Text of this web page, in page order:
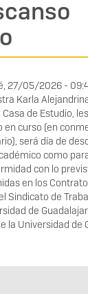
27/05/2026 -
Karla
de Estudio,
en curso (en
será día de
como
con lo
en los
Sindicato de
de
la Universidad de